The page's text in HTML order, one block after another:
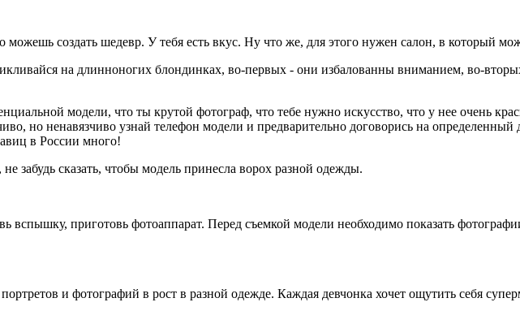
создать шедевр. У тебя есть вкус. Ну что же, для этого нужен салон, в который
на длинноногих блондинках, во-первых - они избалованны вниманием, во-
модели, что ты крутой фотограф, что тебе нужно искусство, что у нее очень
но ненавязчиво узнай телефон модели и предварительно договорись на
в России много!
забудь сказать, чтобы модель принесла ворох разной одежды.
вспышку, приготовь фотоаппарат. Перед съемкой модели необходимо показать
и фотографий в рост в разной одежде. Каждая девчонка хочет ощутить себя